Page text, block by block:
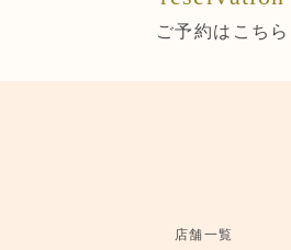
ご予約はこちら
店舗一覧